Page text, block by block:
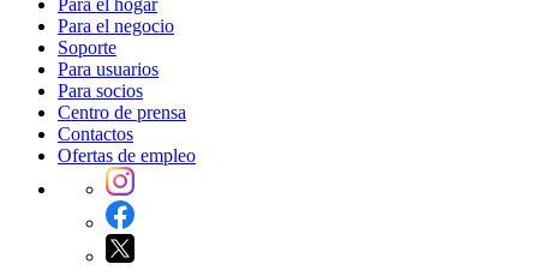
Para el negocio
Soporte
Para usuarios
Para socios
Centro de prensa
Contactos
Ofertas de empleo